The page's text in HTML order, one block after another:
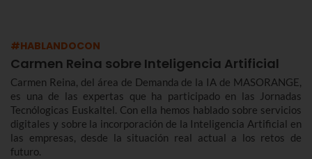
#HABLANDOCON
Carmen Reina sobre Inteligencia Artificial
Carmen Reina, del área de Demanda de la IA de MASORANGE,
es una de las expertas que ha participado en las Jornadas
Tecnólogicas Euskaltel. Con ella hemos hablado sobre servicios
digitales y sobre la incorporación de la Inteligencia Artificial en
las empresas, desde la situación real actual a los retos de
futuro.